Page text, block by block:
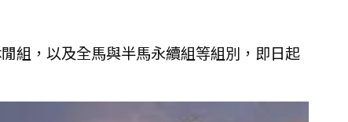
組，以及全馬與半馬永續組等組別，即日起